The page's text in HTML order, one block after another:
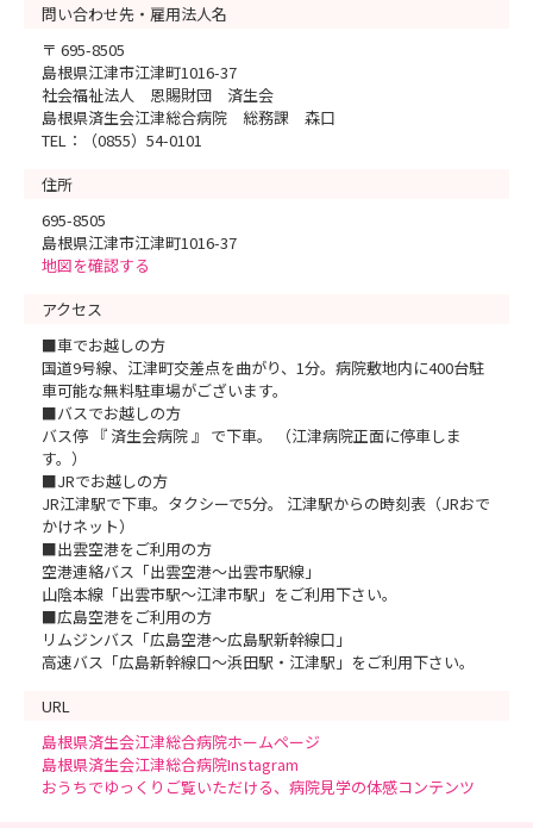
問い合わせ先・雇用法人名
〒 695-8505
島根県江津市江津町1016-37
社会福祉法人 恩賜財団 済生会
島根県済生会江津総合病院 総務課 森口
TEL：（0855）54-0101
住所
695-8505
島根県江津市江津町1016-37
地図を確認する
アクセス
■車でお越しの方
国道9号線、江津町交差点を曲がり、1分。病院敷地内に400台駐
車可能な無料駐車場がございます。
■バスでお越しの方
バス停 『 済生会病院 』 で下車。 （江津病院正面に停車しま
す。）
■JRでお越しの方
JR江津駅で下車。タクシーで5分。 江津駅からの時刻表（JRおで
かけネット）
■出雲空港をご利用の方
空港連絡バス「出雲空港～出雲市駅線」
山陰本線「出雲市駅～江津市駅」をご利用下さい。
■広島空港をご利用の方
リムジンバス「広島空港～広島駅新幹線口」
高速バス「広島新幹線口～浜田駅・江津駅」をご利用下さい。
URL
島根県済生会江津総合病院ホームページ
島根県済生会江津総合病院Instagram
おうちでゆっくりご覧いただける、病院見学の体感コンテンツ